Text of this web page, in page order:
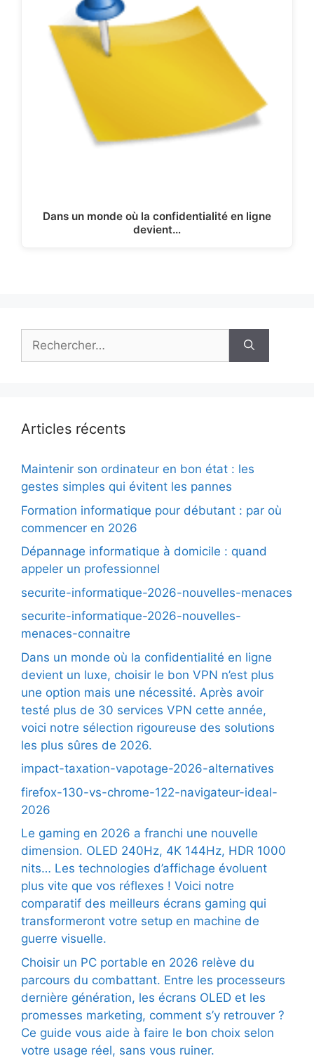
Dans un monde où la confidentialité en ligne
devient…
Rechercher :
Articles récents
Maintenir son ordinateur en bon état : les
gestes simples qui évitent les pannes
Formation informatique pour débutant : par où
commencer en 2026
Dépannage informatique à domicile : quand
appeler un professionnel
securite-informatique-2026-nouvelles-menaces
securite-informatique-2026-nouvelles-
menaces-connaitre
Dans un monde où la confidentialité en ligne
devient un luxe, choisir le bon VPN n’est plus
une option mais une nécessité. Après avoir
testé plus de 30 services VPN cette année,
voici notre sélection rigoureuse des solutions
les plus sûres de 2026.
impact-taxation-vapotage-2026-alternatives
firefox-130-vs-chrome-122-navigateur-ideal-
2026
Le gaming en 2026 a franchi une nouvelle
dimension. OLED 240Hz, 4K 144Hz, HDR 1000
nits… Les technologies d’affichage évoluent
plus vite que vos réflexes ! Voici notre
comparatif des meilleurs écrans gaming qui
transformeront votre setup en machine de
guerre visuelle.
Choisir un PC portable en 2026 relève du
parcours du combattant. Entre les processeurs
dernière génération, les écrans OLED et les
promesses marketing, comment s’y retrouver ?
Ce guide vous aide à faire le bon choix selon
votre usage réel, sans vous ruiner.